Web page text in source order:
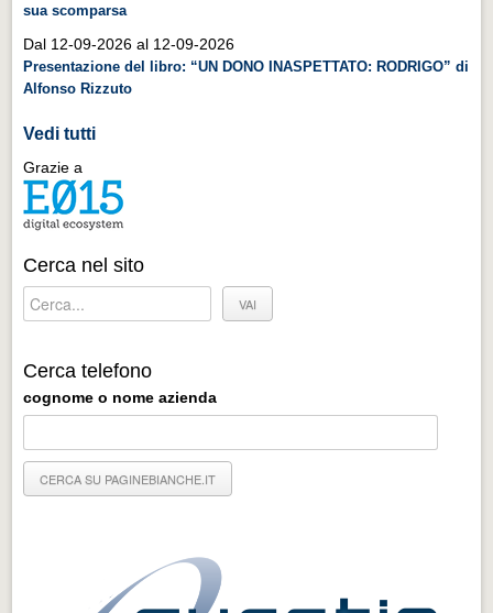
Muoversi a Vigevano
Cultura e turismo 4.0
Cultura e turismo 4.0
PROGETTI
PROGETTI
Progetti Aperti
Progetti Realizzati
EVENTI
Eventi Vigevano
sua scomparsa
Dal 12-09-2026 al 12-09-2026
Presentazione del libro: “UN DONO INASPETTATO: RODRIGO” di
Alfonso Rizzuto
Vedi tutti
Grazie a
Cerca nel sito
Cerca telefono
cognome o nome azienda